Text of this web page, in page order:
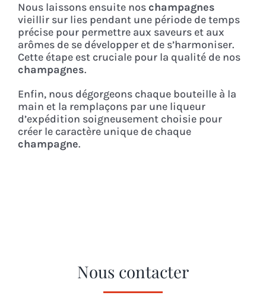
Nous laissons ensuite noschampagnes
vieillir sur lies pendant une période de temps
précise pour permettre aux saveurs et aux
arômes de se développer et de s’harmoniser.
Cette étape est cruciale pour la qualité de nos
champagnes.
Enfin, nous dégorgeons chaque bouteille à la
main et la remplaçons par une liqueur
d’expédition soigneusement choisie pour
créer le caractère unique de chaque
champagne.
Nous contacter